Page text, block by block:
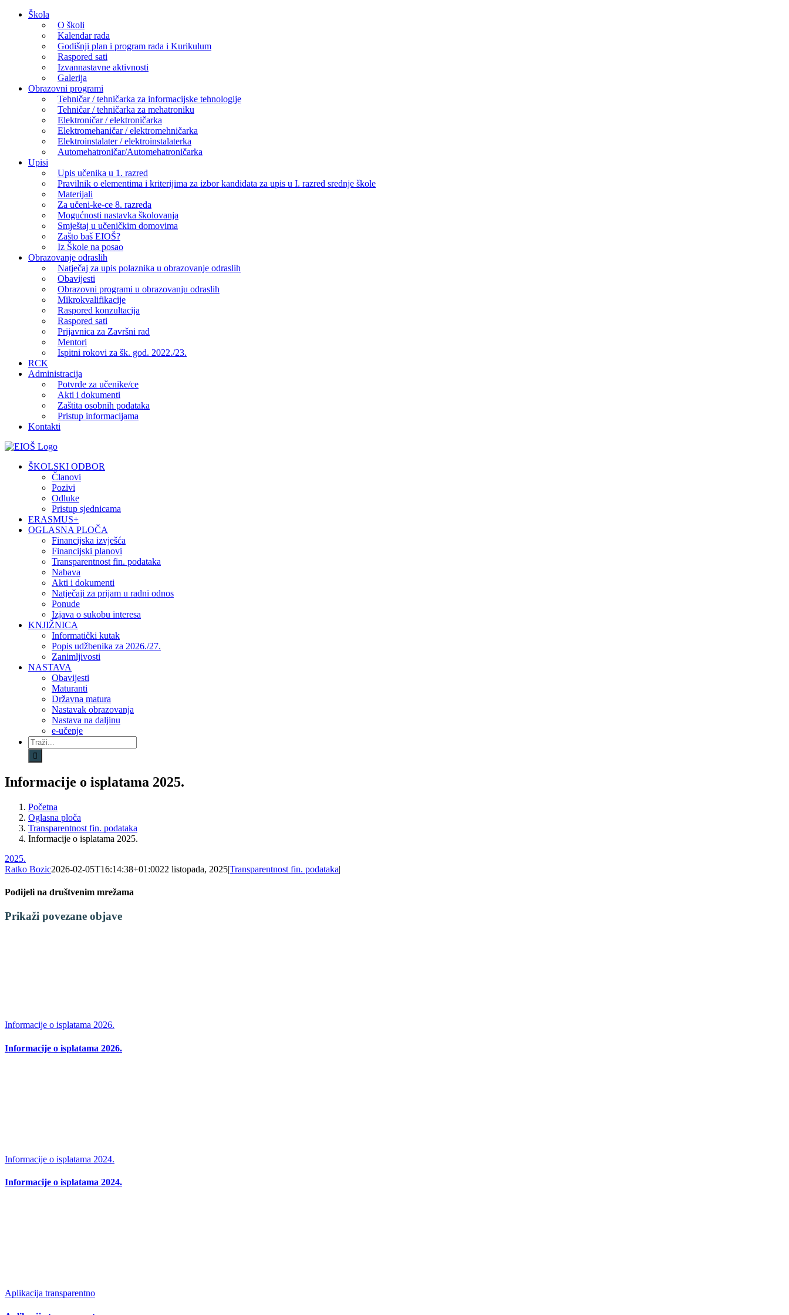
Skip
Škola
O školi
Kalendar rada
Godišnji plan i program rada i Kurikulum
Raspored sati
Izvannastavne aktivnosti
Galerija
Obrazovni programi
Tehničar / tehničarka za informacijske tehnologije
Tehničar / tehničarka za mehatroniku
Elektroničar / elektroničarka
Elektromehaničar / elektromehničarka
Elektroinstalater / elektroinstalaterka
Automehatroničar/Automehatroničarka
Upisi
Upis učenika u 1. razred
Pravilnik o elementima i kriterijima za izbor kandidata za upis u I. razred srednje škole
Materijali
Za učeni-ke-ce 8. razreda
Mogućnosti nastavka školovanja
Smještaj u učeničkim domovima
Zašto baš EIOŠ?
Iz Škole na posao
Obrazovanje odraslih
Natječaj za upis polaznika u obrazovanje odraslih
Obavijesti
Obrazovni programi u obrazovanju odraslih
Mikrokvalifikacije
Raspored konzultacija
Raspored sati
Prijavnica za Završni rad
Mentori
Ispitni rokovi za šk. god. 2022./23.
RCK
Administracija
Potvrde za učenike/ce
Akti i dokumenti
Zaštita osobnih podataka
Pristup informacijama
Kontakti
Facebook
YouTube
X
Pinterest
ŠKOLSKI ODBOR
Članovi
Pozivi
Odluke
Pristup sjednicama
ERASMUS+
OGLASNA PLOČA
Financijska izvješća
Financijski planovi
Transparentnost fin. podataka
Nabava
Akti i dokumenti
Natječaji za prijam u radni odnos
Ponude
Izjava o sukobu interesa
KNJIŽNICA
Informatički kutak
Popis udžbenika za 2026./27.
Zanimljivosti
NASTAVA
Obavijesti
Maturanti
Državna matura
Nastavak obrazovanja
Nastava na daljinu
e-učenje
Traži...
Informacije o isplatama 2025.
Početna
Oglasna ploča
Transparentnost fin. podataka
Informacije o isplatama 2025.
2025.
Ratko Bozic2026-02-05T16:14:38+01:0022 listopada, 2025|Transparentnost fin. podataka|
Podijeli na društvenim mrežama
Facebook
X
LinkedIn
WhatsApp
Tumblr
Pinterest
Email:
Prikaži povezane objave
Informacije o isplatama 2026.
Informacije o isplatama 2026.
Informacije o isplatama 2024.
Informacije o isplatama 2024.
Aplikacija transparentno